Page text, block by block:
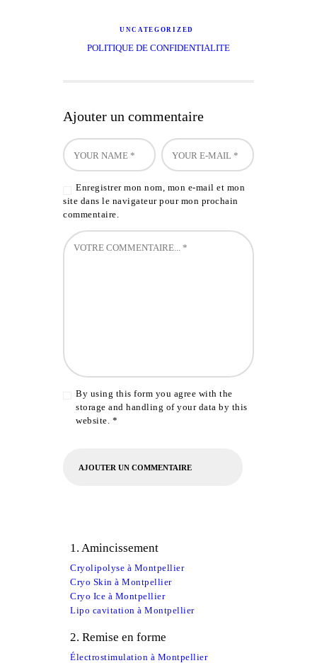
UNCATEGORIZED
POLITIQUE DE CONFIDENTIALITE
Ajouter un commentaire
Enregistrer mon nom, mon e-mail et mon
site dans le navigateur pour mon prochain
commentaire.
By using this form you agree with the
storage and handling of your data by this
website. *
1. Amincissement
Cryolipolyse à Montpellier
Cryo Skin à Montpellier
Cryo Ice à Montpellier
Lipo cavitation à Montpellier
2. Remise en forme
Électrostimulation à Montpellier